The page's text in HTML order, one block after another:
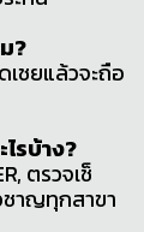
?
เชยแล้วจะถือ
รบ้าง?
ตรวจเช็
ชาญทุกสาขา